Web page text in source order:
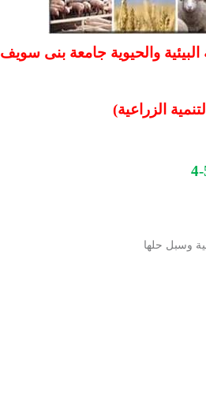
البيئية والحيوية جامعة بنى سويف
الزراعية)